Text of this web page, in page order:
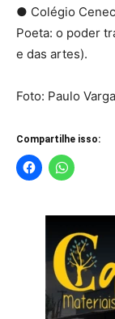
● Colégio
Poeta: o poder
e das artes).
Foto: Paulo
Compartilhe isso: